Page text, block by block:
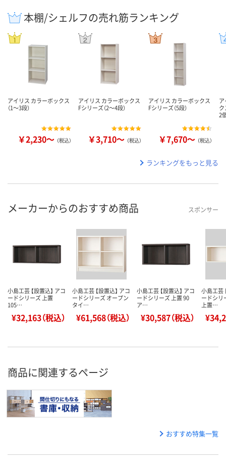
本棚/シェルフの売れ筋ランキング
アイリス カラーボックス
（1～3段）
￥2,230～ （税込）
アイリス カラーボックス
Fシリーズ（2～4段）
￥3,710～ （税込）
アイリス カラーボックス
Fシリーズ（5段）
￥7,670～ （税込）
2
ランキングをもっと見る
メーカーからのおすすめ商品 スポンサー
小島工芸 【設置込】 アコ
ードシリーズ 上置
105…
¥32,163（税込）
小島工芸 【設置込】 アコ
ードシリーズ オープン
タイ…
¥61,568（税込）
小島工芸 【設置込】 アコ
ードシリーズ 上置 90
ア…
¥30,587（税込）
小島工芸
ードシリ
上置…
商品に関連するページ
おすすめ特集一覧